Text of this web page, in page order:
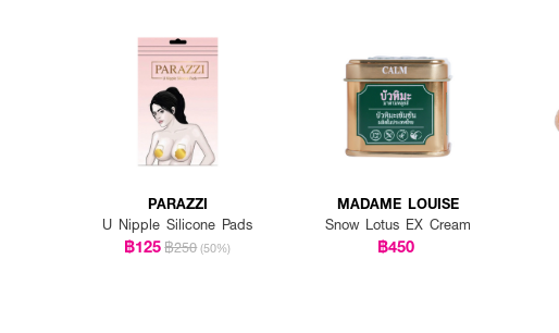
PARAZZI
U Nipple Silicone Pads
฿125฿250 (50%)
MADAME LOUISE
Snow Lotus EX Cream
฿450